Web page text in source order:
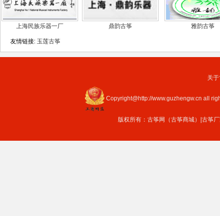
上海民族乐器一厂 鼎韵古筝 雅韵古筝
友情链接: 玉莲古筝
关
Copyright@http://www.guzhengw.cn all
版权所有： 古筝网（古筝商城） 古筝